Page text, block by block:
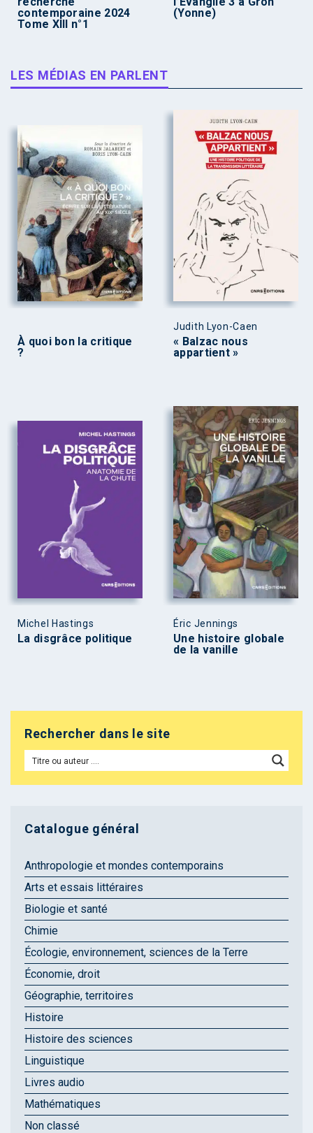
contemporaine 2024
Tome XIII n°1
(Yonne)
LES MÉDIAS EN PARLENT
À quoi bon la critique
?
Judith Lyon-Caen
« Balzac nous
appartient »
Michel Hastings
La disgrâce politique
Éric Jennings
Une histoire globale
de la vanille
Rechercher dans le site
Catalogue général
Anthropologie et mondes contemporains
Arts et essais littéraires
Biologie et santé
Chimie
Écologie, environnement, sciences de la Terre
Économie, droit
Géographie, territoires
Histoire
Histoire des sciences
Linguistique
Livres audio
Mathématiques
Non classé